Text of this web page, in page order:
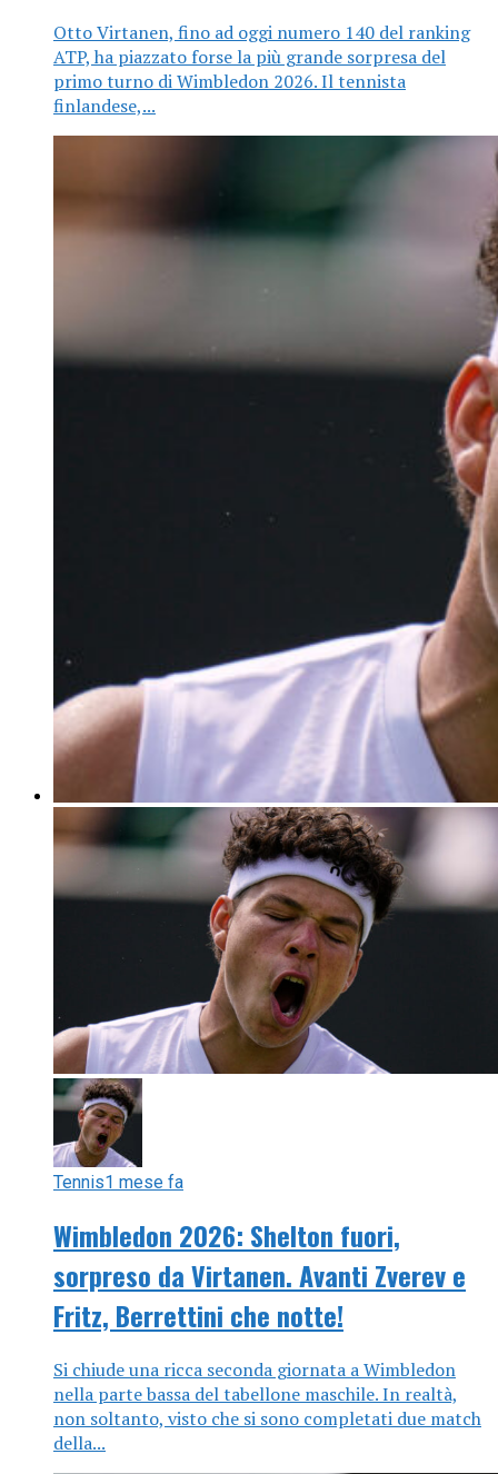
Otto Virtanen, fino ad oggi numero 140 del ranking
ATP, ha piazzato forse la più grande sorpresa del
primo turno di Wimbledon 2026. Il tennista
finlandese,...
Tennis1 mese fa
Wimbledon 2026: Shelton fuori,
sorpreso da Virtanen. Avanti Zverev e
Fritz, Berrettini che notte!
Si chiude una ricca seconda giornata a Wimbledon
nella parte bassa del tabellone maschile. In realtà,
non soltanto, visto che si sono completati due match
della...